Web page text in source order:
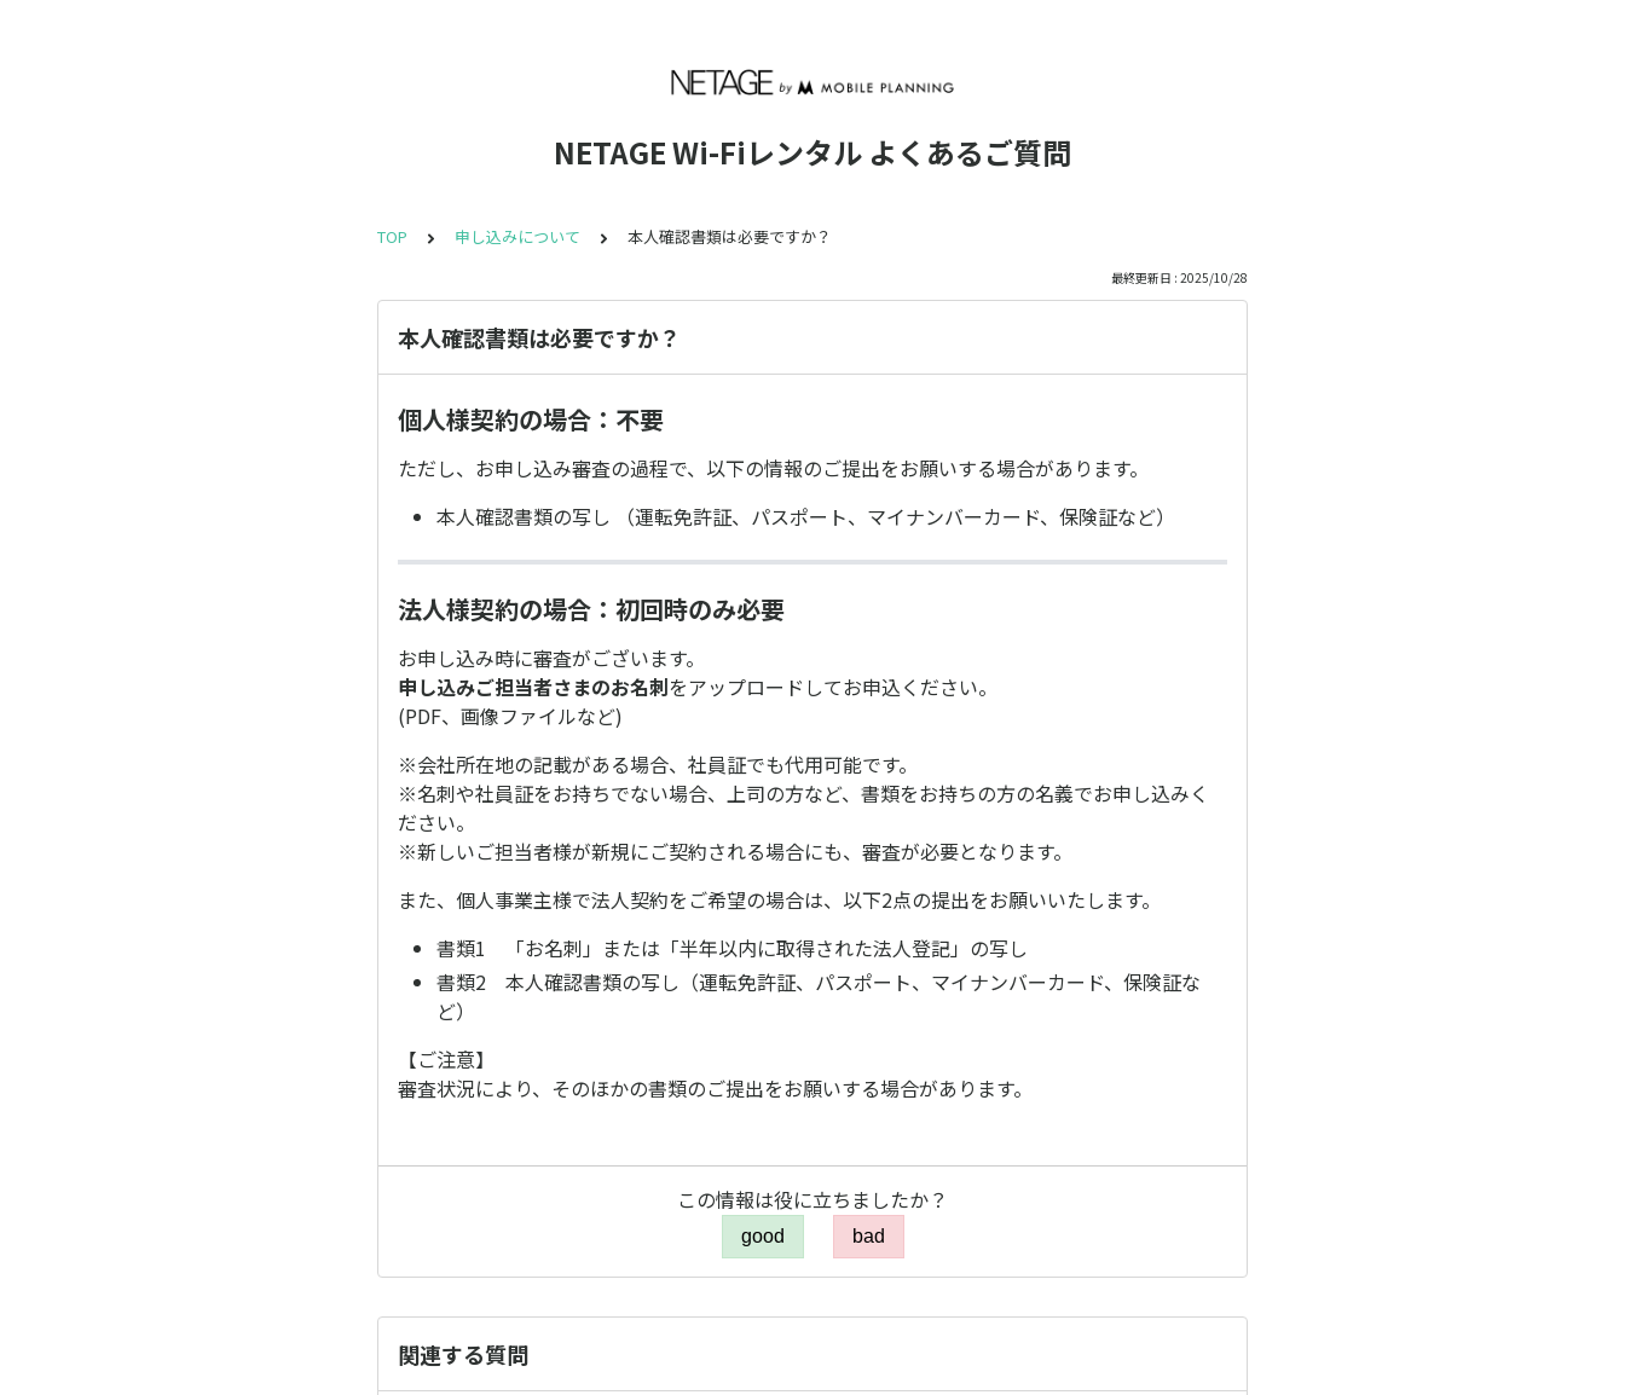
NETAGE Wi-Fiレンタル よくあるご質問
TOP 申し込みについて 本人確認書類は必要ですか？
最終更新日 : 2025/10/28
本人確認書類は必要ですか？
個人様契約の場合：不要
ただし、お申し込み審査の過程で、以下の情報のご提出をお願いする場合があります。
本人確認書類の写し （運転免許証、パスポート、マイナンバーカード、保険証など）
法人様契約の場合：初回時のみ必要
お申し込み時に審査がございます。
申し込みご担当者さまのお名刺をアップロードしてお申込ください。
(PDF、画像ファイルなど)
※会社所在地の記載がある場合、社員証でも代用可能です。
※名刺や社員証をお持ちでない場合、上司の方など、書類をお持ちの方の名義でお申し込みく
ださい。
※新しいご担当者様が新規にご契約される場合にも、審査が必要となります。
また、個人事業主様で法人契約をご希望の場合は、以下2点の提出をお願いいたします。
書類1 「お名刺」または「半年以内に取得された法人登記」の写し
書類2 本人確認書類の写し（運転免許証、パスポート、マイナンバーカード、保険証な
ど）
【ご注意】
審査状況により、そのほかの書類のご提出をお願いする場合があります。
この情報は役に立ちましたか？
good bad
関連する質問